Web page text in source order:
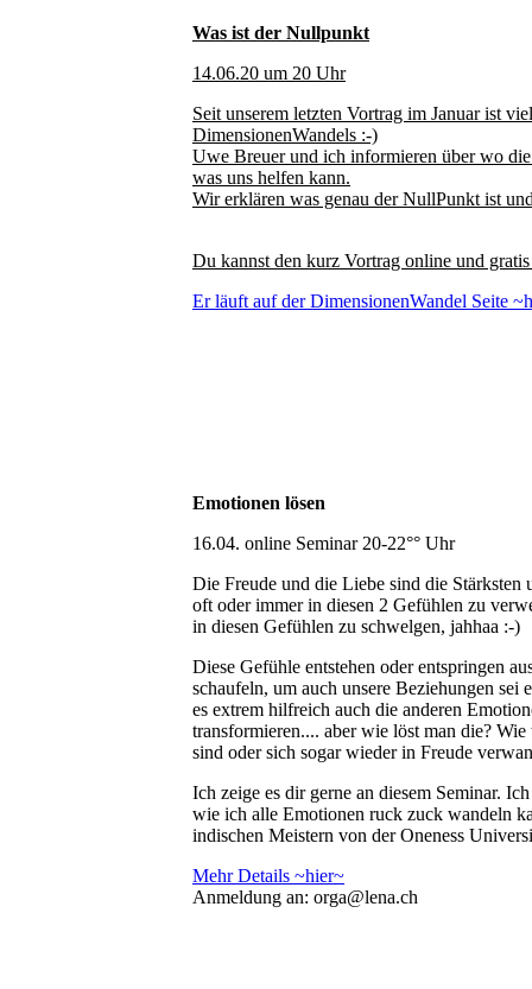
Was ist der Nullpunkt
14.06.20 um 20 Uhr
Seit unserem letzten Vortrag im Januar ist
DimensionenWandels :-)
Uwe Breuer und ich informieren über wo
was uns helfen kann.
Wir erklären was genau der NullPunkt ist
Du kannst den kurz Vortrag online und gratis
Er läuft auf der DimensionenWandel Seite
Emotionen lösen
16.04. online Seminar 20-22°° Uhr
Die Freude und die Liebe sind die Stärksten
oft oder immer in diesen 2 Gefühlen zu
in diesen Gefühlen zu schwelgen, jahhaa :-)
Diese Gefühle entstehen oder entspringen
schaufeln, um auch unsere Beziehungen
es extrem hilfreich auch die anderen
transformieren.... aber wie löst man die?
sind oder sich sogar wieder in Freude
Ich zeige es dir gerne an diesem Seminar.
wie ich alle Emotionen ruck zuck wandeln
indischen Meistern von der Oneness
Mehr Details ~hier~
Anmeldung an: orga@lena.ch